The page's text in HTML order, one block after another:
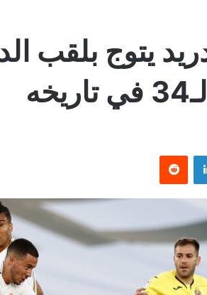
يتوج بلقب
لينكدإن